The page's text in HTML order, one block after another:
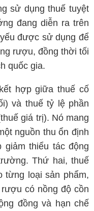
sử dụng thuế tuyệt
đang diễn ra trên
được sử dụng để
rượu, đồng thời tối
quốc gia.
hợp giữa thuế cố
và thuế tỷ lệ phần
giá trị). Nó mang
nguồn thu ổn định
giảm thiểu tác động
Thứ hai, thuế
từng loại sản phẩm,
có nồng độ cồn
đồng và hạn chế